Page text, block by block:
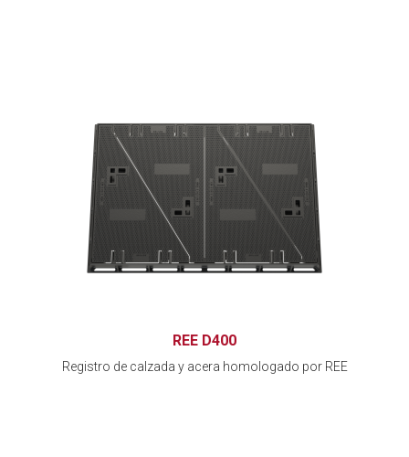
REE D400
Registro de calzada y acera homologado por REE